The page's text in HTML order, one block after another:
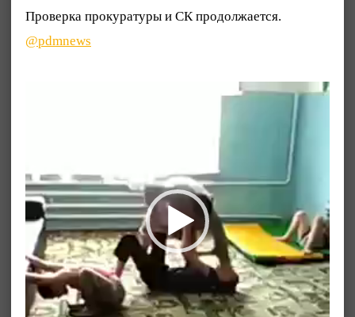
Проверка прокуратуры и СК продолжается.
@pdmnews